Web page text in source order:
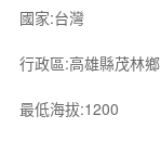
國家:台灣
行政區:高雄縣茂林鄉
最低海拔:1200